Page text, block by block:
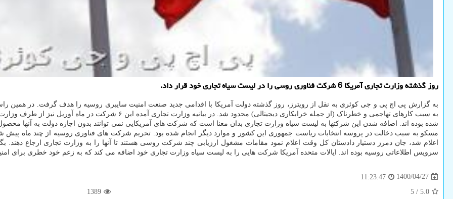
روز گذشته وزارت تجاری آمریکا 6 شرکت فناوری روسی را در لیست سیاه تجاری خود قرار داد.
به سبب کارهای تهاجمی و خطرناک (از جمله خرابکاری دیجیتالی) محدود شد. در بیانیه وزارت تجاری آمده این ۶ شرکت در ماه آوریل نیز از طرف وزارت خزانه داری آمریکا به سبب پشتیبانی از
شده بوده اند. اضافه شدن این شرکتها به لیست سیاه وزارت تجاری بدان معنا است که شرکت های آمریکایی نمی توانند بدون اجازه دولت به آنها
مسکو به سبب دخالت در پروسه انتخابات ریاست جمهوری این کشور و موارد دیگر انجام شده بود. تحریم شرکت های فناوری روسیه از چند ماه
اعلام شد، جان دمرز دستیار دادستان کل وقت اعلام نمود مقامات مشغول ارزیابی چند شرکت روسی هستند تا آنها را به وزارت تجاری ارجاع
سرویس اطلاعاتی روسیه بوده اند. ایالات متحده آمریکا شرکت هایی را به لیست سیاه وزارت تجاری خود اضافه می کند که به زعم خود خطری برای
1400/04/27
11:23:47
5.0
/
5
1389